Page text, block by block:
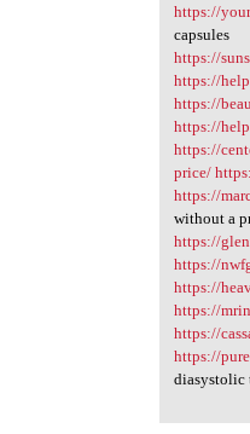
https://
capsules
https://
https://
https://
https://
https://
price/
https://
without a
https://
https://
https://
https://
https://
https://
diasystolic